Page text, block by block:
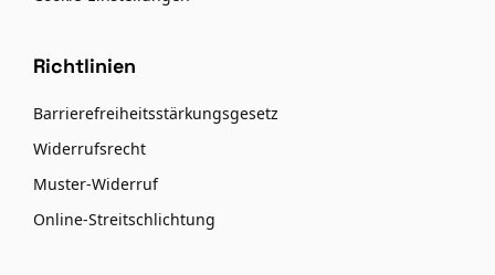
Richtlinien
Barrierefreiheitsstärkungsgesetz
Widerrufsrecht
Muster-Widerruf
Online-Streitschlichtung